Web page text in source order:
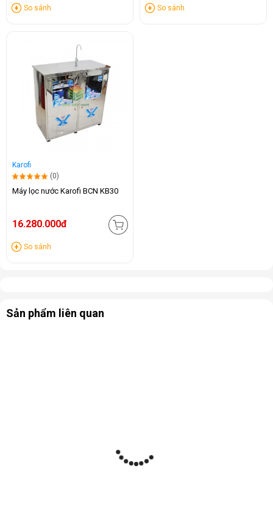
So sánh So sánh
Karofi
(0)
Máy lọc nước Karofi BCN KB30
16.280.000đ
So sánh
Sản phẩm liên quan